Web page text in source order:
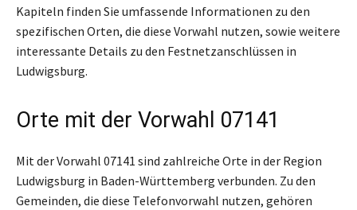
Kapiteln finden Sie umfassende Informationen zu den
spezifischen Orten, die diese Vorwahl nutzen, sowie weitere
interessante Details zu den Festnetzanschlüssen in
Ludwigsburg.
Orte mit der Vorwahl 07141
Mit der Vorwahl 07141 sind zahlreiche Orte in der Region
Ludwigsburg in Baden-Württemberg verbunden. Zu den
Gemeinden, die diese Telefonvorwahl nutzen, gehören